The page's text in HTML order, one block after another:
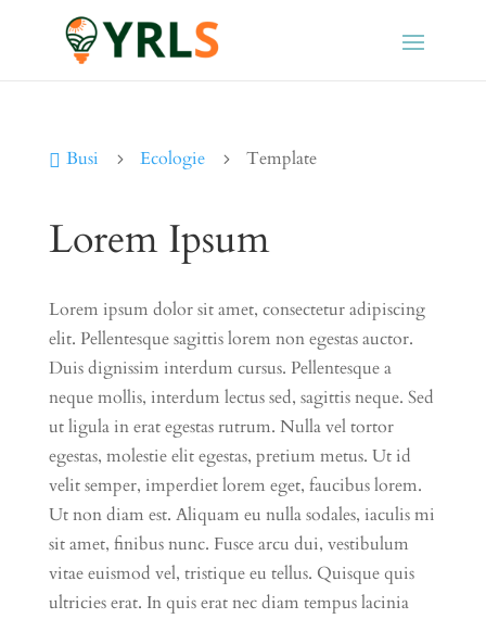
 Busi 5 Ecologie 5 Template
Lorem Ipsum
Lorem ipsum dolor sit amet, consectetur adipiscing
elit. Pellentesque sagittis lorem non egestas auctor.
Duis dignissim interdum cursus. Pellentesque a
neque mollis, interdum lectus sed, sagittis neque. Sed
ut ligula in erat egestas rutrum. Nulla vel tortor
egestas, molestie elit egestas, pretium metus. Ut id
velit semper, imperdiet lorem eget, faucibus lorem.
Ut non diam est. Aliquam eu nulla sodales, iaculis mi
sit amet, finibus nunc. Fusce arcu dui, vestibulum
vitae euismod vel, tristique eu tellus. Quisque quis
ultricies erat. In quis erat nec diam tempus lacinia